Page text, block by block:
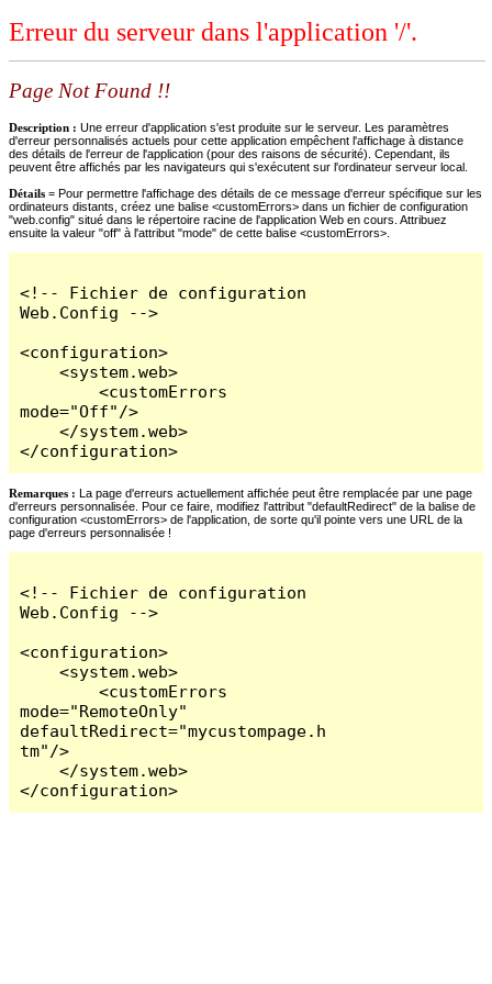
Erreur du serveur dans l'application '/'.
Page Not Found !!
Description : Une erreur d'application s'est produite sur le serveur. Les paramètres
d'erreur personnalisés actuels pour cette application empêchent l'affichage à distance
des détails de l'erreur de l'application (pour des raisons de sécurité). Cependant, ils
peuvent être affichés par les navigateurs qui s'exécutent sur l'ordinateur serveur local.
Détails = Pour permettre l'affichage des détails de ce message d'erreur spécifique sur les
ordinateurs distants, créez une balise <customErrors> dans un fichier de configuration
"web.config" situé dans le répertoire racine de l'application Web en cours. Attribuez
ensuite la valeur "off" à l'attribut "mode" de cette balise <customErrors>.
<!-- Fichier de configuration
Web.Config -->
<configuration>
    <system.web>
        <customErrors
mode="Off"/>
    </system.web>
</configuration>
Remarques : La page d'erreurs actuellement affichée peut être remplacée par une page
d'erreurs personnalisée. Pour ce faire, modifiez l'attribut "defaultRedirect" de la balise de
configuration <customErrors> de l'application, de sorte qu'il pointe vers une URL de la
page d'erreurs personnalisée !
<!-- Fichier de configuration
Web.Config -->
<configuration>
    <system.web>
        <customErrors
mode="RemoteOnly"
defaultRedirect="mycustompage.h
tm"/>
    </system.web>
</configuration>